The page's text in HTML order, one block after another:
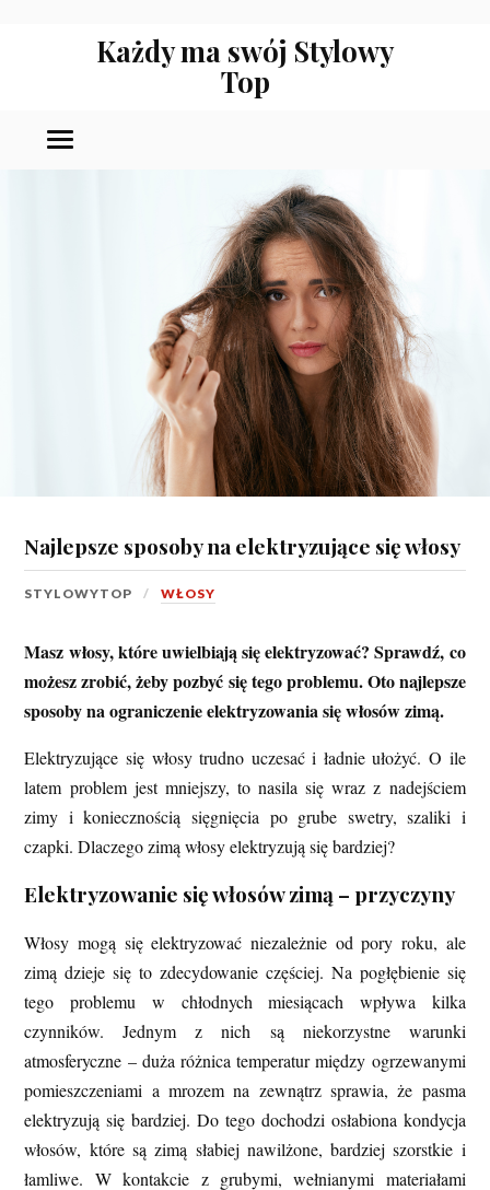
Każdy ma swój Stylowy
Top
Najlepsze sposoby na elektryzujące się włosy
STYLOWYTOP WŁOSY
Masz włosy, które uwielbiają się elektryzować? Sprawdź, co
możesz zrobić, żeby pozbyć się tego problemu. Oto najlepsze
sposoby na ograniczenie elektryzowania się włosów zimą.
Elektryzujące się włosy trudno uczesać i ładnie ułożyć. O ile
latem problem jest mniejszy, to nasila się wraz z nadejściem
zimy i koniecznością sięgnięcia po grube swetry, szaliki i
czapki. Dlaczego zimą włosy elektryzują się bardziej?
Elektryzowanie się włosów zimą – przyczyny
Włosy mogą się elektryzować niezależnie od pory roku, ale
zimą dzieje się to zdecydowanie częściej. Na pogłębienie się
tego problemu w chłodnych miesiącach wpływa kilka
czynników. Jednym z nich są niekorzystne warunki
atmosferyczne – duża różnica temperatur między ogrzewanymi
pomieszczeniami a mrozem na zewnątrz sprawia, że pasma
elektryzują się bardziej. Do tego dochodzi osłabiona kondycja
włosów, które są zimą słabiej nawilżone, bardziej szorstkie i
łamliwe. W kontakcie z grubymi, wełnianymi materiałami